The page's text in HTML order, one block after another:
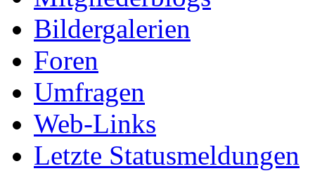
Bildergalerien
Foren
Umfragen
Web-Links
Letzte Statusmeldungen